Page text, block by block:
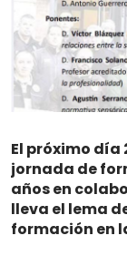
El próximo
jornada de
años en
lleva el lema
formación en